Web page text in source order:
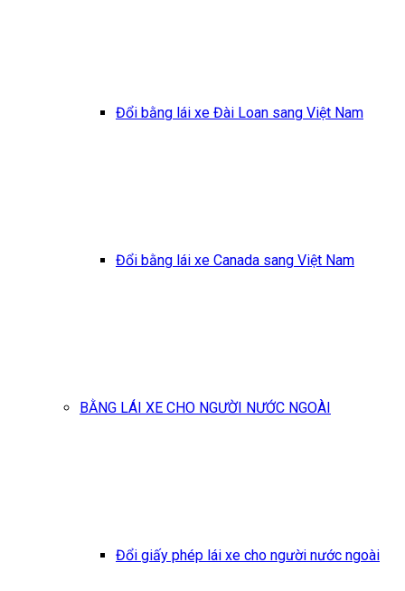
Đổi bằng lái xe Đài Loan sang Việt Nam
Đổi bằng lái xe Canada sang Việt Nam
BẰNG LÁI XE CHO NGƯỜI NƯỚC NGOÀI
Đổi giấy phép lái xe cho người nước ngoài